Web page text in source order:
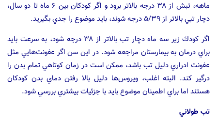
ماهه، تبش از ۳۸ درجه بالاتر برود و اگر كودكان بين ۶ ماه تا دو سال،
دچار تبي بالاتر از ۵/۳۹ درجه شوند، بايد موضوع را جدي بگيريد.
اگر كودك زير سه ماه دچار تب بالاتر از ۳۸ درجه شود، به سرعت بايد
براي درمان به بيمارستان مراجعه شود. در اين سن اگر عفونت‌هايي مثل
عفونت ادراري دليل تب باشد، ممكن است در زمان كوتاهي تمام بدن را
درگير كند. البته اغلب، ويروس‌ها دليل بالا رفتن دماي بدن كودكان
هستند اما براي اطمينان موضوع بايد با جزئيات بيشتري بررسي شود.
تب طولاني